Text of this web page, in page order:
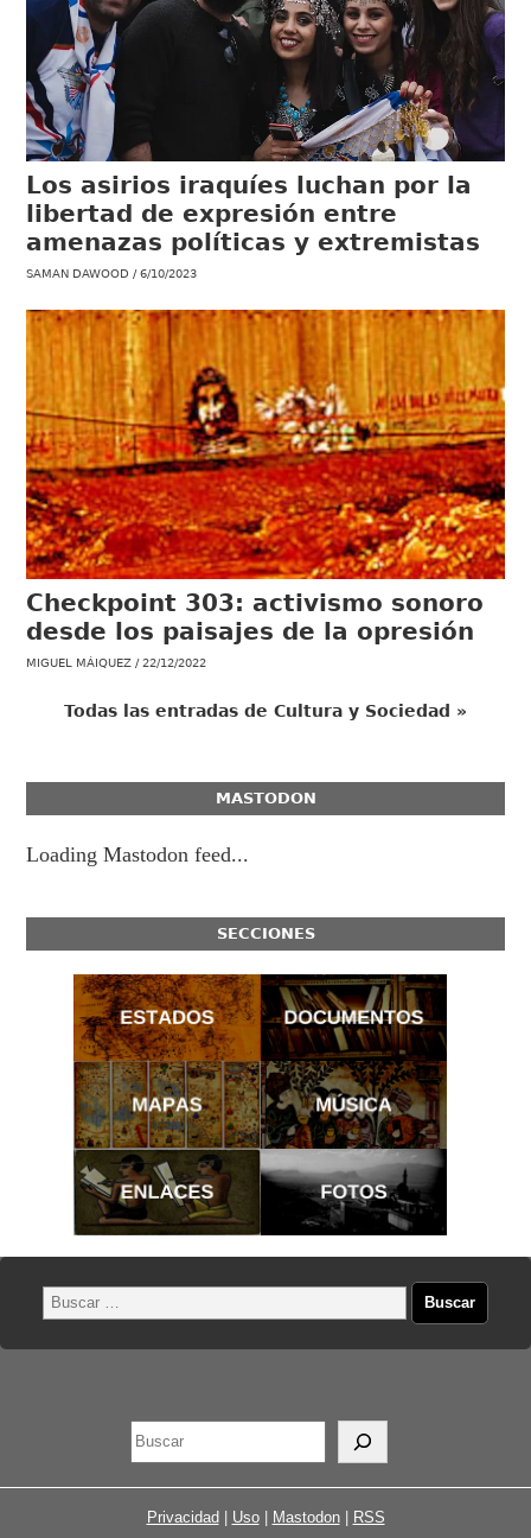
Los asirios iraquíes luchan por la
libertad de expresión entre
amenazas políticas y extremistas
SAMAN DAWOOD 6/10/2023
Checkpoint 303: activismo sonoro
desde los paisajes de la opresión
MIGUEL MÁIQUEZ 22/12/2022
Todas las entradas de Cultura y Sociedad »
MASTODON
Loading Mastodon feed...
SECCIONES
Privacidad Uso| Mastodon| RSS